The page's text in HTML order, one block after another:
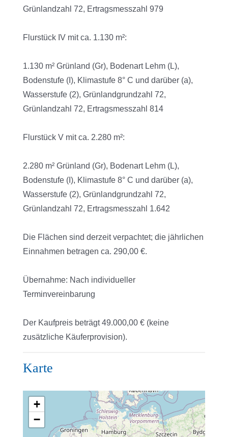
Grünlandzahl 72, Ertragsmesszahl 979
Flurstück IV mit ca. 1.130 m²:
1.130 m² Grünland (Gr), Bodenart Lehm (L),
Bodenstufe (I), Klimastufe 8° C und darüber (a),
Wasserstufe (2), Grünlandgrundzahl 72,
Grünlandzahl 72, Ertragsmesszahl 814
Flurstück V mit ca. 2.280 m²:
2.280 m² Grünland (Gr), Bodenart Lehm (L),
Bodenstufe (I), Klimastufe 8° C und darüber (a),
Wasserstufe (2), Grünlandgrundzahl 72,
Grünlandzahl 72, Ertragsmesszahl 1.642
Die Flächen sind derzeit verpachtet; die jährlichen
Einnahmen betragen ca. 290,00 €.
Übernahme: Nach individueller
Terminvereinbarung
Der Kaufpreis beträgt 49.000,00 € (keine
zusätzliche Käuferprovision).
Karte
+
−